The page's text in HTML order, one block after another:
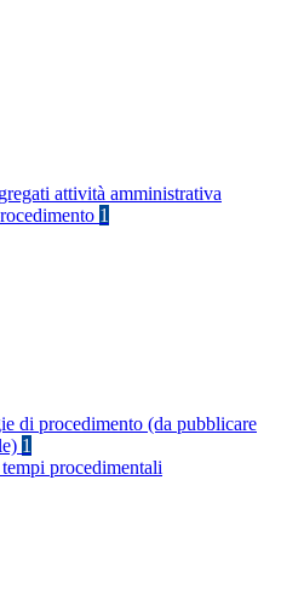
attività amministrativa
1
di procedimento (da pubblicare
1
procedimentali